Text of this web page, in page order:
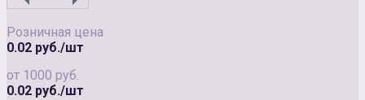
Розничная цена
0.02 руб./шт
от 1000 руб.
0.02 руб./шт